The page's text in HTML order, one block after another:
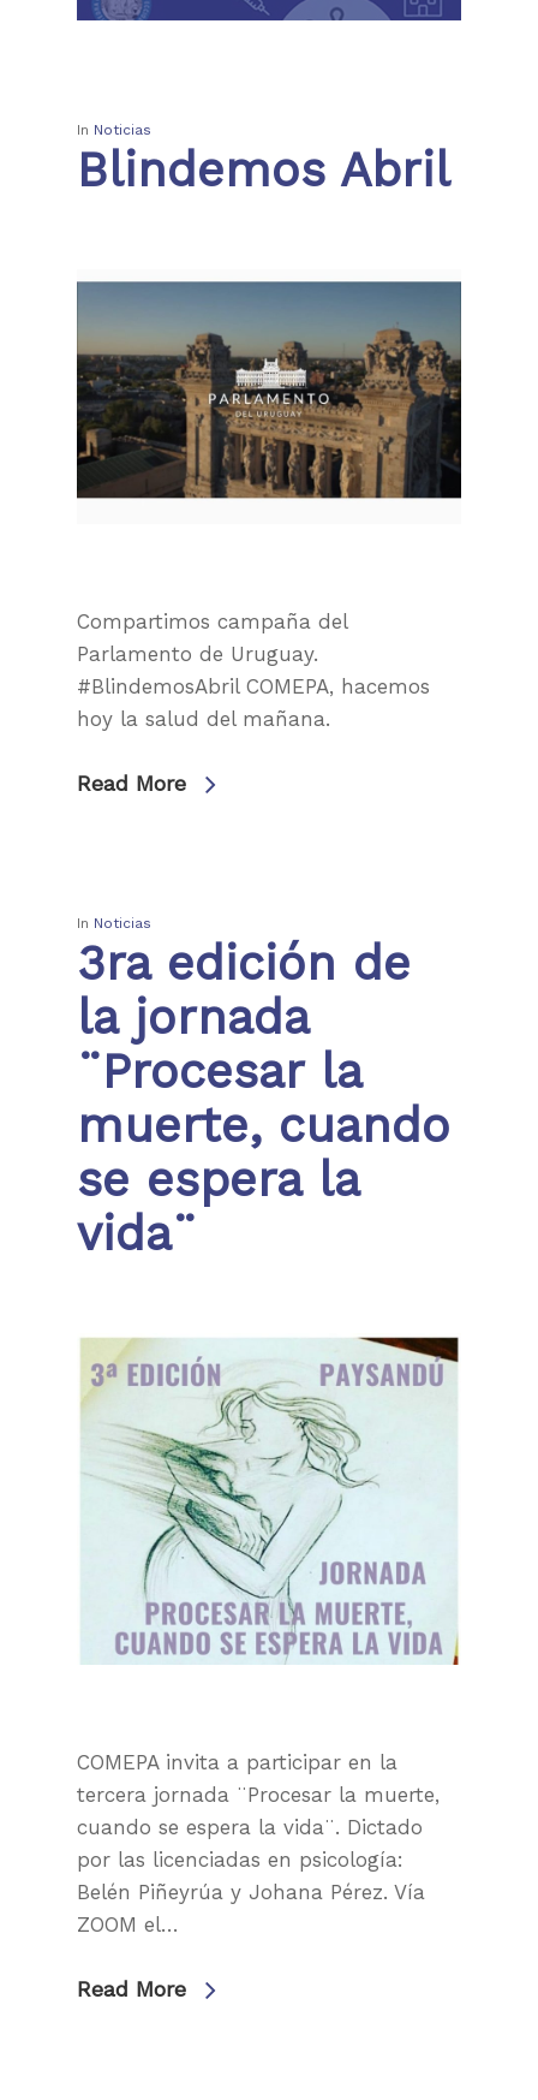
In Noticias
Blindemos Abril
Compartimos campaña del
Parlamento de Uruguay.
#BlindemosAbril COMEPA, hacemos
hoy la salud del mañana.
Read More
In Noticias
3ra edición de
la jornada
¨Procesar la
muerte, cuando
se espera la
vida¨
COMEPA invita a participar en la
tercera jornada ¨Procesar la muerte,
cuando se espera la vida¨. Dictado
por las licenciadas en psicología:
Belén Piñeyrúa y Johana Pérez. Vía
ZOOM el…
Read More